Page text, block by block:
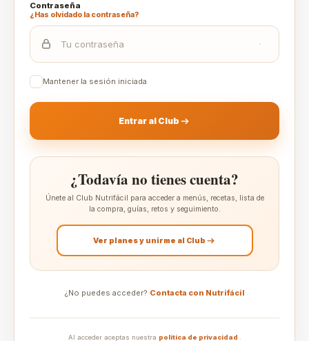
Contraseña
¿Has olvidado la contraseña?
Mantener la sesión iniciada
Entrar al Club
¿Todavía no tienes cuenta?
Únete al Club Nutrifácil para acceder a menús, recetas, lista de
la compra, guías, retos y seguimiento.
Ver planes y unirme al Club
¿No puedes acceder? Contacta con Nutrifácil
Al acceder aceptas nuestra política de privacidad